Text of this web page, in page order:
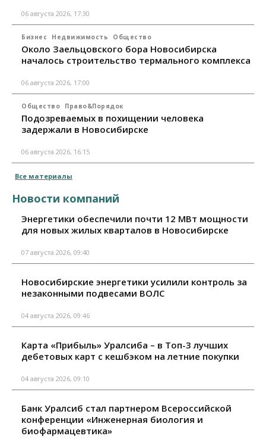
06 августа 2026, 17:30
Бизнес Недвижимость Общество
Около Заельцовского бора Новосибирска
началось строительство термального комплекса
06 августа 2026, 17:00
Общество Право&Порядок
Подозреваемых в похищении человека
задержали в Новосибирске
06 августа 2026, 16:15
Все материалы
Новости компаний
Энергетики обеспечили почти 12 МВт мощности
для новых жилых кварталов в Новосибирске
07 августа 2026, 09:40
Новосибирские энергетики усилили контроль за
незаконными подвесами ВОЛС
04 августа 2026, 09:46
Карта «Прибыль» Уралсиба – в Топ-3 лучших
дебетовых карт с кешбэком на летние покупки
04 августа 2026, 09:10
Банк Уралсиб стал партнером Всероссийской
конференции «Инженерная биология и
биофармацевтика»